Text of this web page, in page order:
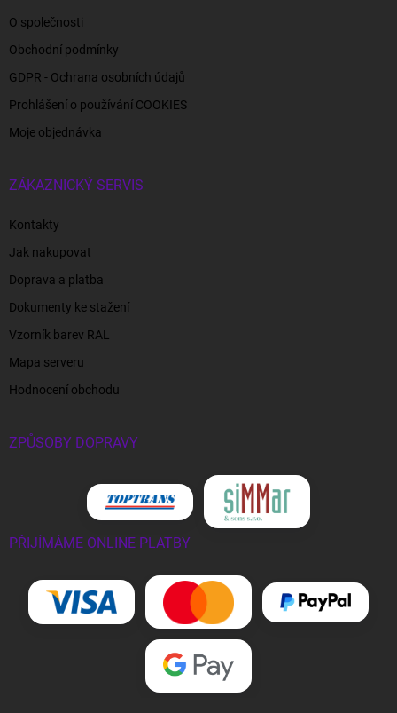
O společnosti
Obchodní podmínky
GDPR - Ochrana osobních údajů
Prohlášení o používání COOKIES
Moje objednávka
ZÁKAZNICKÝ SERVIS
Kontakty
Jak nakupovat
Doprava a platba
Dokumenty ke stažení
Vzorník barev RAL
Mapa serveru
Hodnocení obchodu
ZPŮSOBY DOPRAVY
PŘIJÍMÁME ONLINE PLATBY